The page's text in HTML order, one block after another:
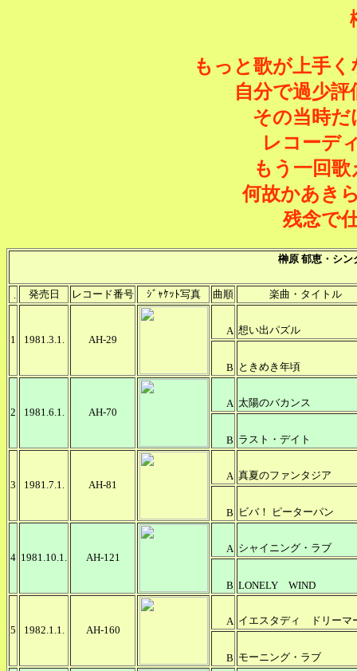
もっと歌が上手
自分で過少
その当時
レコーデ
もう一回
何故かあき
残念で
榊原 郁恵・シン
発売日 レコード番号 ｼﾞｬｹｯﾄ写真 曲順 楽曲・タイトル
1 1981.3.1. AH-29
A 想い出パズル
B ときめき年頃
2 1981.6.1. AH-70
A 太陽のバカンス
B ラスト・デイト
3 1981.7.1. AH-81
A 真夏のファンタジア
B ビバ！ ピーターパン
4 1981.10.1. AH-121
A シャイニング・ラブ
B LONELY WIND
5 1982.1.1. AH-160
A イエスタディ ドリーマ
B モーニング・ラブ